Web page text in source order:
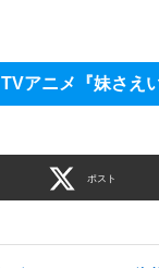
TVアニメ『妹さえ
ポスト